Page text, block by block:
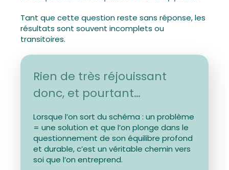
Tant que cette question reste sans réponse, les
résultats sont souvent incomplets ou
transitoires.
Rien de très réjouissant
donc, et pourtant…
Lorsque l’on sort du schéma : un problème
= une solution et que l’on plonge dans le
questionnement de son équilibre profond
et durable, c’est un véritable chemin vers
soi que l’on entreprend.